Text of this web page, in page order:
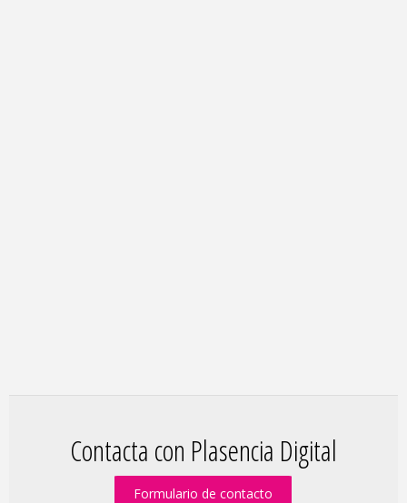
Contacta con Plasencia Digital
Formulario de contacto